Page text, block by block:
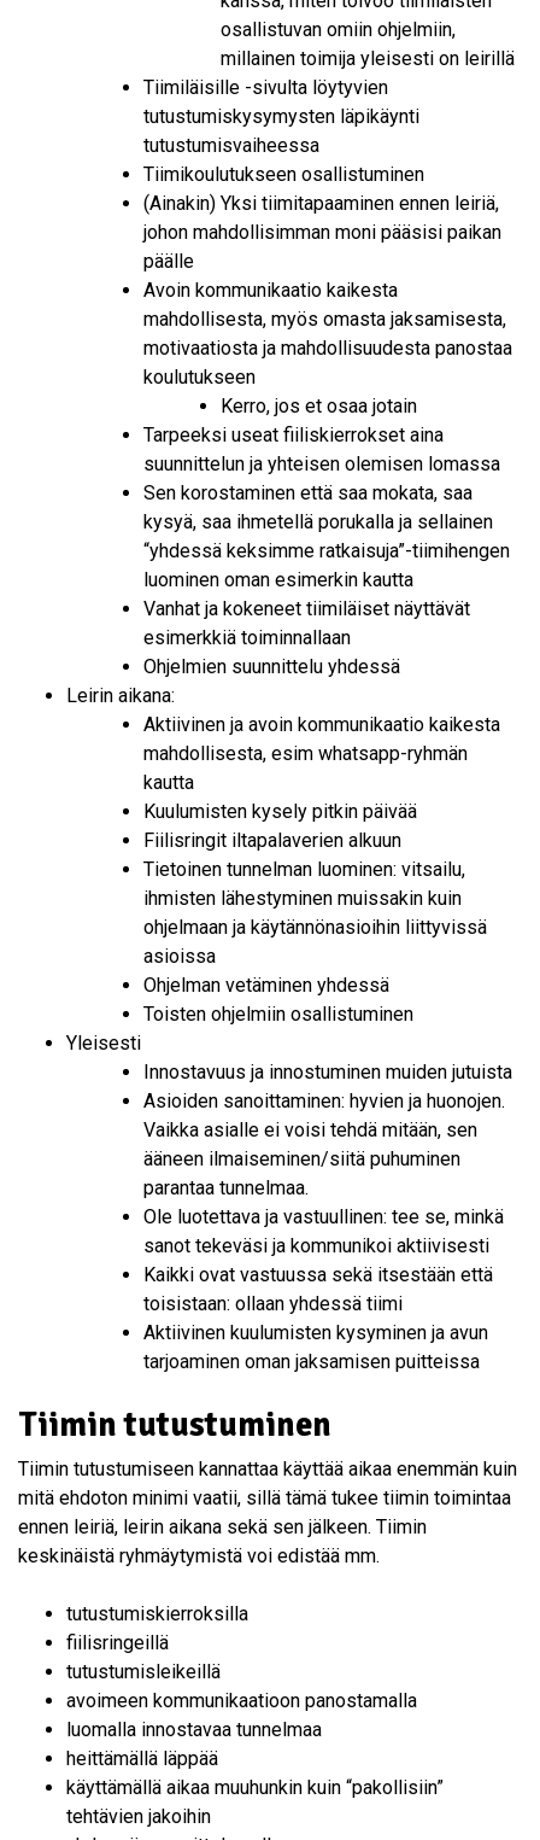
osallistuvan omiin ohjelmiin,
millainen toimija yleisesti on leirillä
Tiimiläisille -sivulta löytyvien
tutustumiskysymysten läpikäynti
tutustumisvaiheessa
Tiimikoulutukseen osallistuminen
(Ainakin) Yksi tiimitapaaminen ennen leiriä,
johon mahdollisimman moni pääsisi paikan
päälle
Avoin kommunikaatio kaikesta
mahdollisesta, myös omasta jaksamisesta,
motivaatiosta ja mahdollisuudesta panostaa
koulutukseen
Kerro, jos et osaa jotain
Tarpeeksi useat fiiliskierrokset aina
suunnittelun ja yhteisen olemisen lomassa
Sen korostaminen että saa mokata, saa
kysyä, saa ihmetellä porukalla ja sellainen
“yhdessä keksimme ratkaisuja”-tiimihengen
luominen oman esimerkin kautta
Vanhat ja kokeneet tiimiläiset näyttävät
esimerkkiä toiminnallaan
Ohjelmien suunnittelu yhdessä
Leirin aikana:
Aktiivinen ja avoin kommunikaatio kaikesta
mahdollisesta, esim whatsapp-ryhmän
kautta
Kuulumisten kysely pitkin päivää
Fiilisringit iltapalaverien alkuun
Tietoinen tunnelman luominen: vitsailu,
ihmisten lähestyminen muissakin kuin
ohjelmaan ja käytännönasioihin liittyvissä
asioissa
Ohjelman vetäminen yhdessä
Toisten ohjelmiin osallistuminen
Yleisesti
Innostavuus ja innostuminen muiden jutuista
Asioiden sanoittaminen: hyvien ja huonojen.
Vaikka asialle ei voisi tehdä mitään, sen
ääneen ilmaiseminen/siitä puhuminen
parantaa tunnelmaa.
Ole luotettava ja vastuullinen: tee se, minkä
sanot tekeväsi ja kommunikoi aktiivisesti
Kaikki ovat vastuussa sekä itsestään että
toisistaan: ollaan yhdessä tiimi
Aktiivinen kuulumisten kysyminen ja avun
tarjoaminen oman jaksamisen puitteissa
Tiimin tutustuminen
Tiimin tutustumiseen kannattaa käyttää aikaa enemmän kuin
mitä ehdoton minimi vaatii, sillä tämä tukee tiimin toimintaa
ennen leiriä, leirin aikana sekä sen jälkeen. Tiimin
keskinäistä ryhmäytymistä voi edistää mm.
tutustumiskierroksilla
fiilisringeillä
tutustumisleikeillä
avoimeen kommunikaatioon panostamalla
luomalla innostavaa tunnelmaa
heittämällä läppää
käyttämällä aikaa muuhunkin kuin “pakollisiin”
tehtävien jakoihin